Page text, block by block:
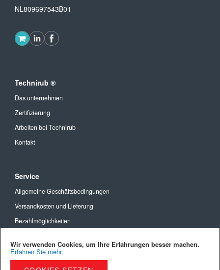
Wir verwenden Cookies, um Ihre Erfahrungen besser machen.
Erfahren Sie mehr.
NL809697543B01
Technirub ®
Das unternehmen
Zertifizierung
Arbeiten bei Technirub
Kontakt
Service
Allgemeine Geschäftsbedingungen
Versandkosten und Lieferung
Bezahlmöglichkeiten
Cookies